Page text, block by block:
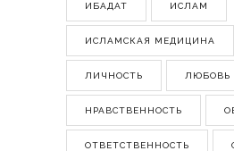
ИБАДАТ ИСЛАМ
ИСЛАМСКАЯ МЕДИЦИНА
ЛИЧНОСТЬ ЛЮБОВЬ
НРАВСТВЕННОСТЬ
ОТВЕТСТВЕННОСТЬ